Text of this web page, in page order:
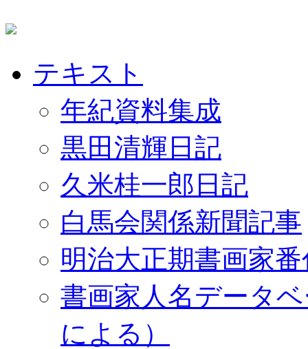
テキスト
年紀資料集成
黒田清輝日記
久米桂一郎日記
白馬会関係新聞記事
明治大正期書画家
書画家人名データ
による）